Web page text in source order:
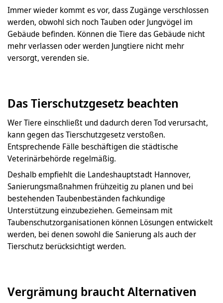
Immer wieder kommt es vor, dass Zugänge verschlossen
werden, obwohl sich noch Tauben oder Jungvögel im
Gebäude befinden. Können die Tiere das Gebäude nicht
mehr verlassen oder werden Jungtiere nicht mehr
versorgt, verenden sie.
Das Tierschutzgesetz beachten
Wer Tiere einschließt und dadurch deren Tod verursacht,
kann gegen das Tierschutzgesetz verstoßen.
Entsprechende Fälle beschäftigen die städtische
Veterinärbehörde regelmäßig.
Deshalb empfiehlt die Landeshauptstadt Hannover,
Sanierungsmaßnahmen frühzeitig zu planen und bei
bestehenden Taubenbeständen fachkundige
Unterstützung einzubeziehen. Gemeinsam mit
Taubenschutzorganisationen können Lösungen entwickelt
werden, bei denen sowohl die Sanierung als auch der
Tierschutz berücksichtigt werden.
Vergrämung braucht Alternativen